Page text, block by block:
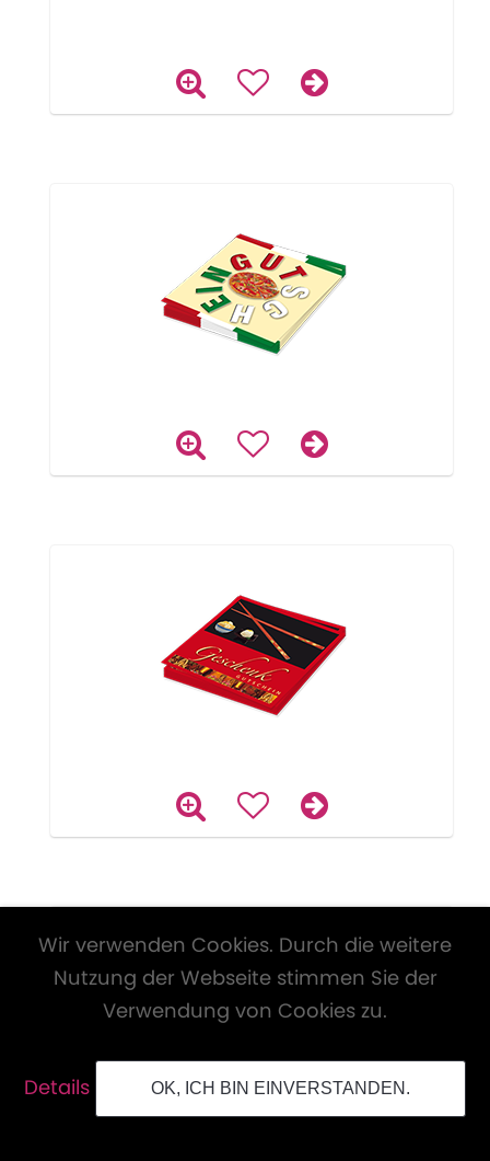
Wir verwenden Cookies. Durch die weitere
Nutzung der Webseite stimmen Sie der
Verwendung von Cookies zu.
Details OK, ICH BIN EINVERSTANDEN.